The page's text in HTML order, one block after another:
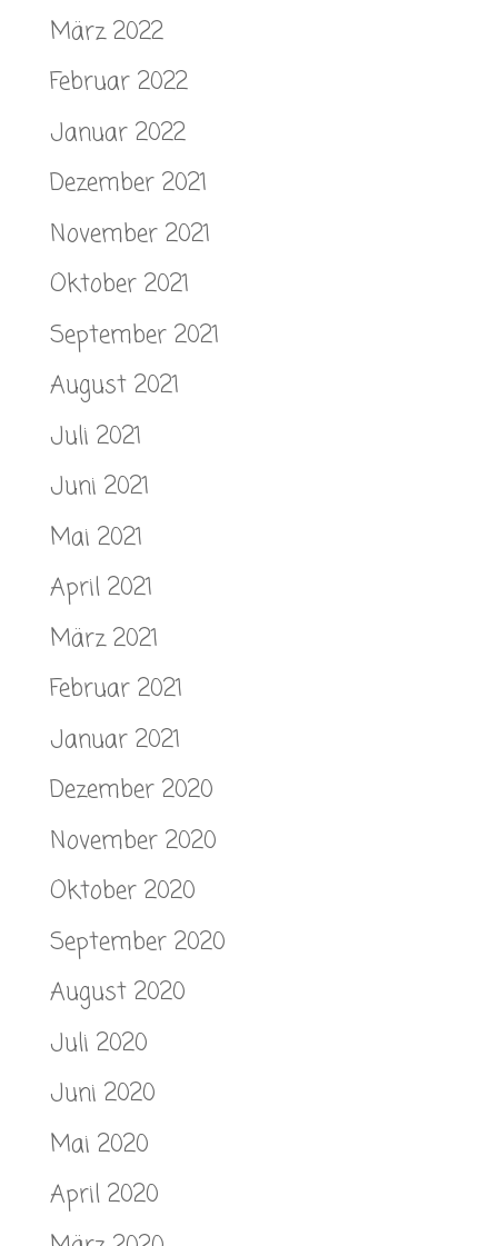
März 2022
Februar 2022
Januar 2022
Dezember 2021
November 2021
Oktober 2021
September 2021
August 2021
Juli 2021
Juni 2021
Mai 2021
April 2021
März 2021
Februar 2021
Januar 2021
Dezember 2020
November 2020
Oktober 2020
September 2020
August 2020
Juli 2020
Juni 2020
Mai 2020
April 2020